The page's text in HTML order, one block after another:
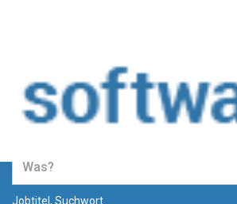
Jobs und Stellenangebote in der
Softwareentwicklung
Jobtitel, Suchwort